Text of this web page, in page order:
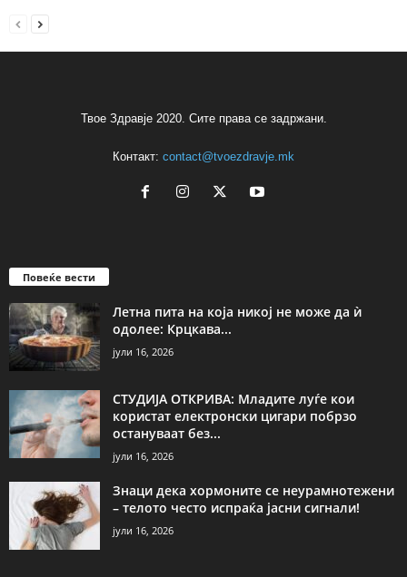
Твое Здравје 2020. Сите права се задржани.
Контакт: contact@tvoezdravje.mk
Повеќе вести
Летна пита на која никој не може да ѝ
одолее: Крцкава...
јули 16, 2026
СТУДИЈА ОТКРИВА: Младите луѓе кои
користат електронски цигари побрзо
остануваат без...
јули 16, 2026
Знаци дека хормоните се неурамнотежени
– телото често испраќа јасни сигнали!
јули 16, 2026